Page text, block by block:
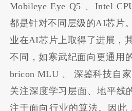
Mobileye Eye Q5 、Intel
都是针对不同层级的AI芯片
业在AI芯片上取得了进展，
不同，如寒武纪面向更通用
bricon MLU 、 深鉴科技自
关注深度学习层面、地平线
注于面向行业的算法。因此